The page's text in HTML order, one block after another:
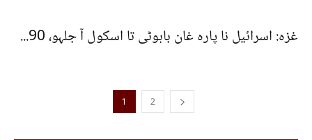
غزہ: اسرائیل نا پارہ غان باہوٹی تا اسکول آ جلہو، 90...
1 2